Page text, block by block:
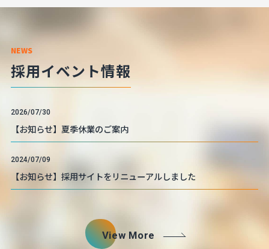
採用イベント情報
NEWS
View More
2026/07/30
【お知らせ】夏季休業のご案内
2024/07/09
【お知らせ】採用サイトをリニューアルしました